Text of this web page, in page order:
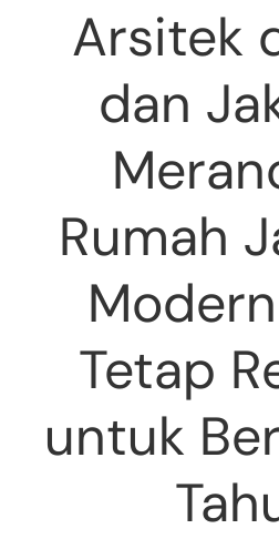
Arsitek
dan
Rumah
Tetap
untuk